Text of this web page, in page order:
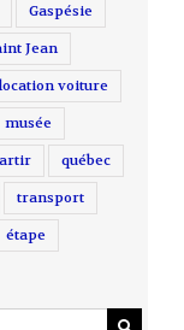
Gaspésie
Jean
voiture
musée
québec
transport
étape